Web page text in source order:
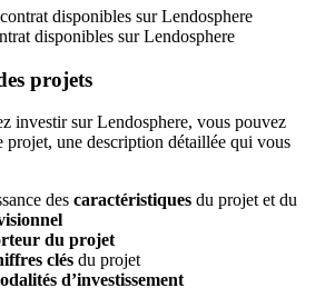
disponibles sur Lendosphere
projets
investir sur Lendosphere, vous pouvez
projet, une description détaillée qui vous
des caractéristiques du projet et du
du projet
clés du projet
d’investissement